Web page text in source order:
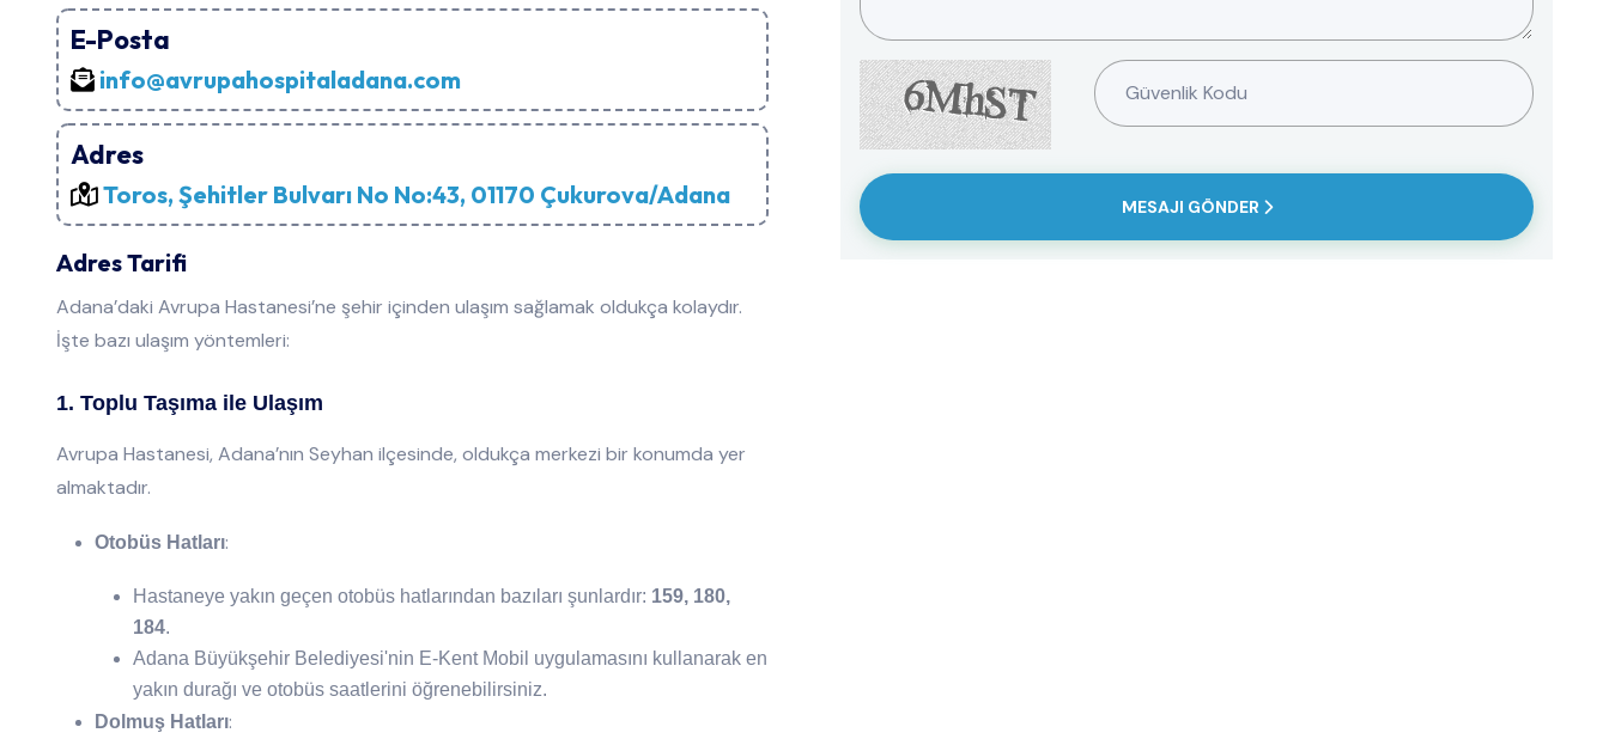
E-Posta
info@avrupahospitaladana.com
Adres
Toros, Şehitler Bulvarı No No:43, 01170 Çukurova/Adana
Adres Tarifi
Adana’daki Avrupa Hastanesi’ne şehir içinden ulaşım sağlamak oldukça kolaydır.
İşte bazı ulaşım yöntemleri:
1. Toplu Taşıma ile Ulaşım
Avrupa Hastanesi, Adana’nın Seyhan ilçesinde, oldukça merkezi bir konumda yer
almaktadır.
Otobüs Hatları:
Hastaneye yakın geçen otobüs hatlarından bazıları şunlardır: 159, 180,
184.
Adana Büyükşehir Belediyesi'nin E-Kent Mobil uygulamasını kullanarak en
yakın durağı ve otobüs saatlerini öğrenebilirsiniz.
Dolmuş Hatları:
MESAJI GÖNDER